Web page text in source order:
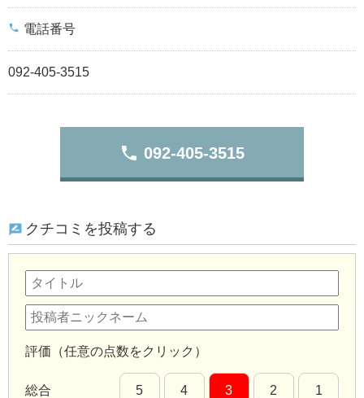
phone 電話番号
092-405-3515
phone 092-405-3515
クチコミを投稿する
評価（任意の点数をクリック）
総合 5 4 3 2 1